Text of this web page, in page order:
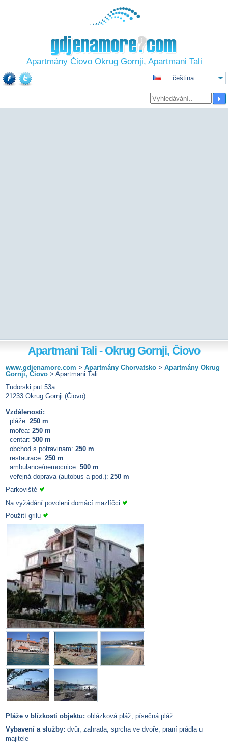
Apartmány Čiovo Okrug Gornji, Apartmani Tali
čeština
Apartmani Tali - Okrug Gornji, Čiovo
www.gdjenamore.com > Apartmány Chorvatsko > Apartmány Okrug
Gornji, Čiovo > Apartmani Tali
Tudorski put 53a
21233 Okrug Gornji (Čiovo)
Vzdálenosti:
pláže: 250 m
mořea: 250 m
centar: 500 m
obchod s potravinam: 250 m
restaurace: 250 m
ambulance/nemocnice: 500 m
veřejná doprava (autobus a pod.): 250 m
Parkoviště
Na vyžádání povoleni domácí mazlíčci
Použití grilu
Pláže v blízkosti objektu: oblázková pláž, písečná pláž
Vybavení a služby: dvůr, zahrada, sprcha ve dvoře, praní prádla u
majitele